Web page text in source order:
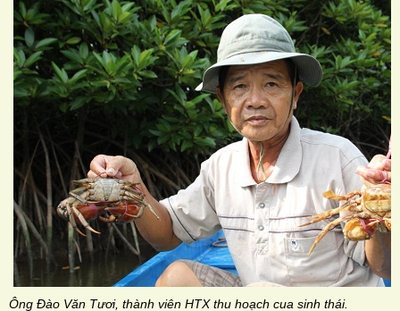
Ông Đào Văn Tươi, thành viên HTX thu hoạch cua sinh thái.